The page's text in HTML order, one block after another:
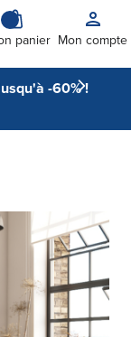
panier Mon compte
-60% !